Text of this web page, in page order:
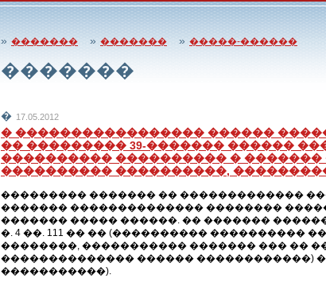
» ������� » ������� » �����-������
�������
� 17.05.2012
� ����������������� ������
�� ��������� 39-������� ������
���������� ���������� �
���������� ����������,
��������� ������� �� �������������
������� �������������� ��������
������� ����� ������. �� �������
�. 4 ��. 111 �� �� (����������
��������, ����������� ������� ��� ��
�������������� ������ ������������) �
�����������).